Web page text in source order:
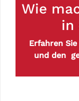
Wie
in
Erfahren
und den